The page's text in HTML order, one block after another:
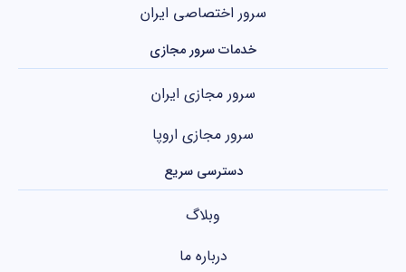
سرور اختصاصی ایران
خدمات سرور مجازی
سرور مجازی ایران
سرور مجازی اروپا
دسترسی سریع
وبلاگ
درباره ما